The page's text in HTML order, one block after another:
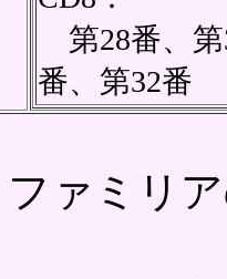
第28番、第
番、第32番
ァミリ